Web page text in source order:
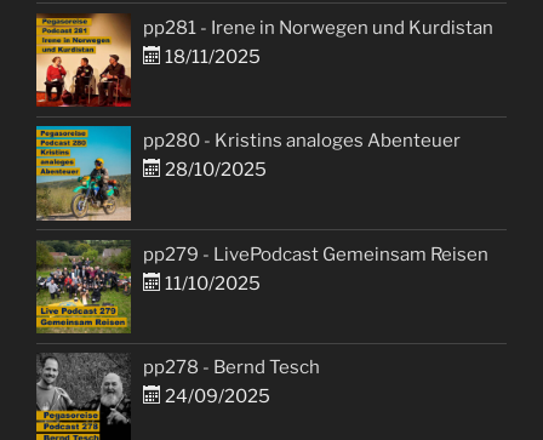
pp281 - Irene in Norwegen und Kurdistan
18/11/2025
pp280 - Kristins analoges Abenteuer
28/10/2025
pp279 - LivePodcast Gemeinsam Reisen
11/10/2025
pp278 - Bernd Tesch
24/09/2025